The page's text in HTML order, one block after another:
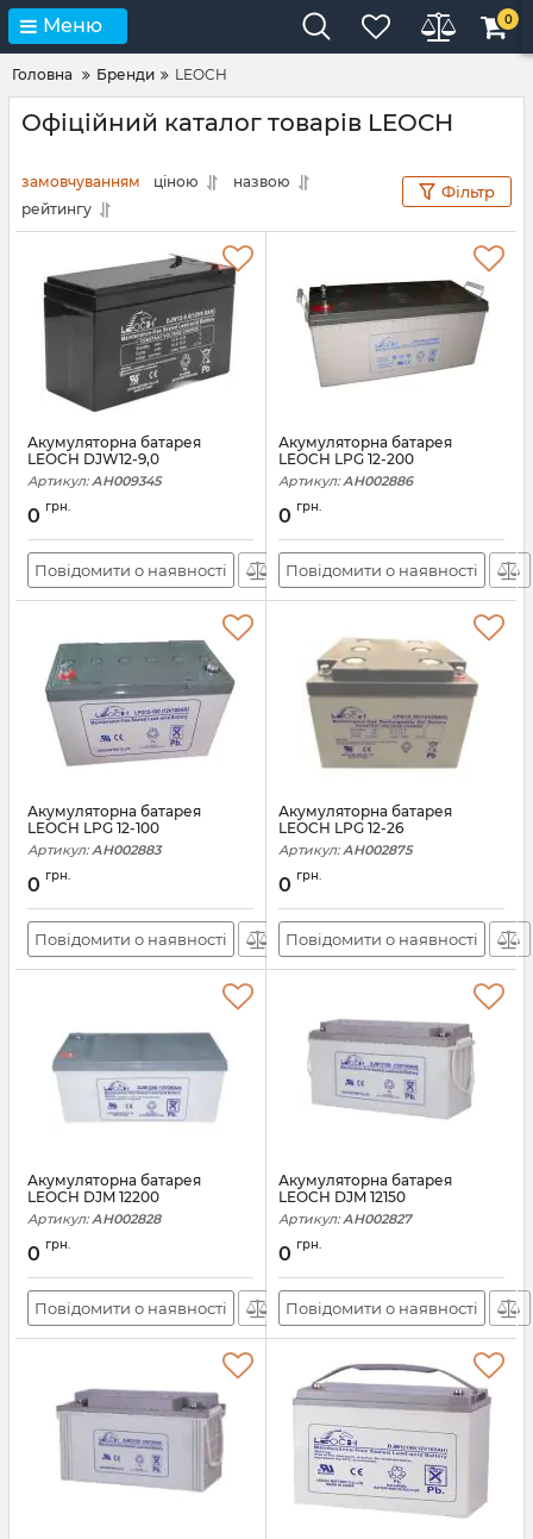
Меню 0
Головна Бренди LEOCH
Офіційний каталог товарів LEOCH
замовчуванням ціною
назвою
рейтингу
Фільтр
Акумуляторна батарея
LEOCH DJW12-9,0
Артикул: АН009345
0 грн.
Повідомити о наявності
Акумуляторна батарея
LEOCH LPG 12-200
Артикул: АН002886
0 грн.
Повідомити о наявності
Акумуляторна батарея
LEOCH LPG 12-100
Артикул: АН002883
0 грн.
Повідомити о наявності
Акумуляторна батарея
LEOCH LPG 12-26
Артикул: АН002875
0 грн.
Повідомити о наявності
Акумуляторна батарея
LEOCH DJM 12200
Артикул: АН002828
0 грн.
Повідомити о наявності
Акумуляторна батарея
LEOCH DJM 12150
Артикул: АН002827
0 грн.
Повідомити о наявності